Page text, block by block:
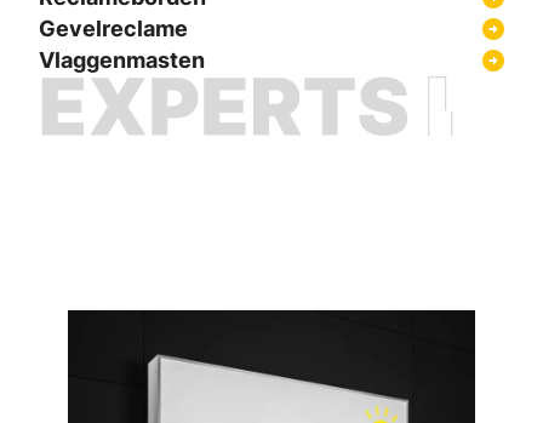
Gevelreclame
Vlaggenmasten